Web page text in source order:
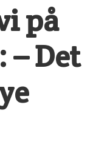
på
Det